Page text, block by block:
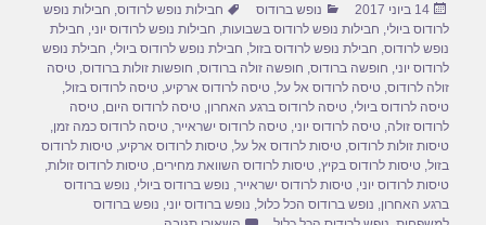
e
b
o
o
k
o
d
o
n
e
פורסם
בתאריך
14 ביוני 2017 קטגוריות
נופש ברודוס תגיות
חבילות נופש לרודוס, חבילות נופש
לרודוס ביולי, חבילות נופש לרודוס בשבועות, חבילות נופש לרודוס יוני, חבילת
נופש לרודוס, חבילת נופש לרודוס בזול, חבילת נופש לרודוס ביולי, חבילת נופש
לרודוס יוני, חופשה ברודוס, חופשה זולה ברודוס, חופשות זולות ברודוס,טיסה
זולה לרודוס,טיסה לרודוס אל על,טיסה לרודוס ארקיע,טיסה לרודוס בזול,
טיסה לרודוס ביולי,טיסה לרודוס ברגע האחרון,טיסה לרודוס היום,טיסה
לרודוס זולה,טיסה לרודוס יוני,טיסה לרודוס ישראייר,טיסה לרודוס כמה זמן,
טיסות זולות לרודוס,טיסות לרודוס אל על,טיסות לרודוס ארקיע,טיסות לרודוס
בזול,טיסות לרודוס בקיץ,טיסות לרודוס השוואת מחירים,טיסות לרודוס זולות,
טיסות לרודוס יוני,טיסות לרודוס ישראייר, נופש ברודוס ביולי, נופש ברודוס
ברגע האחרון, נופש ברודוס הכל כלול, נופש ברודוס יוני, נופש ברודוס